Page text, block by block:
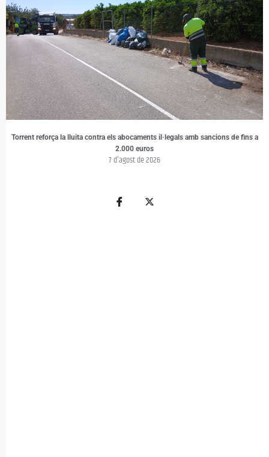
Torrent reforça la lluita contra els abocaments il·legals amb sancions de fins a
2.000 euros
7 d'agost de 2026